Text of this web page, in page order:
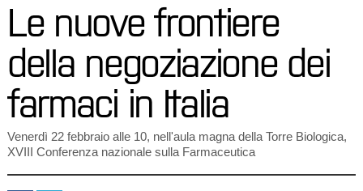
Le nuove frontiere
della negoziazione dei
farmaci in Italia
Venerdì 22 febbraio alle 10, nell'aula magna della Torre Biologica,
XVIII Conferenza nazionale sulla Farmaceutica